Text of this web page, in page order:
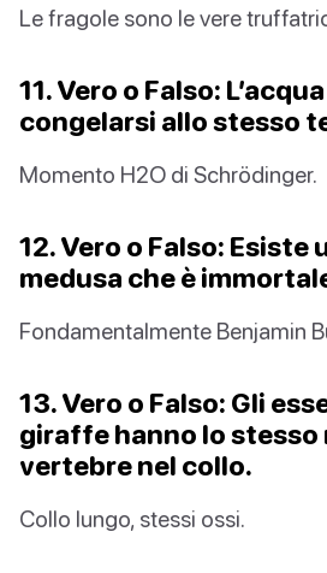
Le fragole sono le vere
11. Vero o Falso:
congelarsi allo stesso
Momento H2O di Schrödinger.
12. Vero o Falso: Esiste
medusa che è
Fondamentalmente Benjamin
13. Vero o Falso: Gli
giraffe hanno lo stesso
vertebre nel collo.
Collo lungo, stessi ossi.